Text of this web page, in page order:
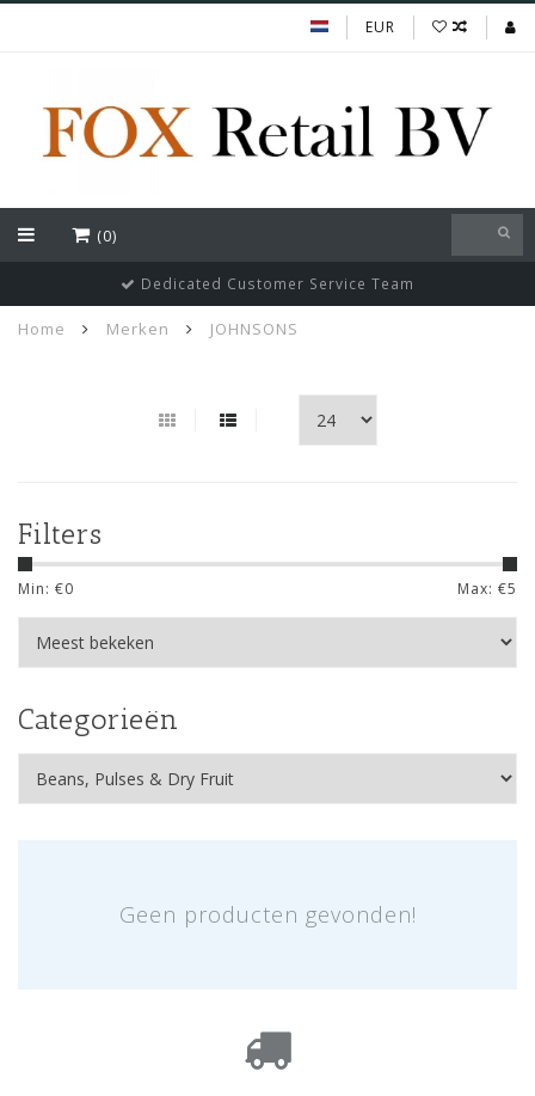
EUR
(0)
Dedicated Customer Service Team
Home Merken JOHNSONS
Filters
Min: €0 Max: €5
Categorieën
Geen producten gevonden!